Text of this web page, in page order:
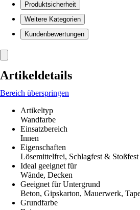
Produktsicherheit
Weitere Kategorien
Kundenbewertungen
Artikeldetails
Bereich überspringen
Artikeltyp
Wandfarbe
Einsatzbereich
Innen
Eigenschaften
Lösemittelfrei, Schlagfest & Stoßfest
Ideal geeignet für
Wände, Decken
Geeignet für Untergrund
Beton, Gipskarton, Mauerwerk,
Grundfarbe